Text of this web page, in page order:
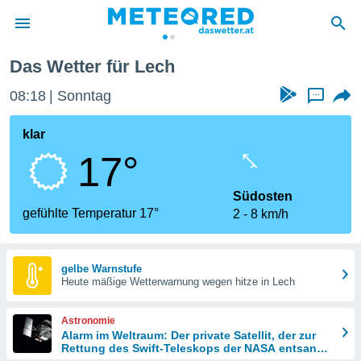
wurde
dass
sind.
diese
Das Wetter für Lech
08:18 Sonntag ...
klar
17°
gefühlte Temperatur 17°
Südosten
2
8 km/h
gelbe Warnstufe
Heute mäßige Wetterwarnung wegen hitze in Lech
Astronomie
Alarm im Weltraum: Der private Satellit, der zur
Rettung des Swift-Teleskops der NASA entsandt